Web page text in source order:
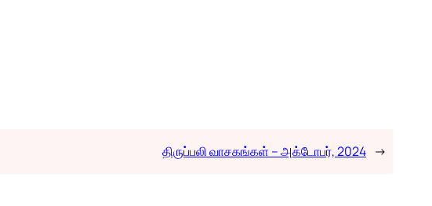
திருப்பலி வாசகங்கள் – அக்டோபர், 2024 →